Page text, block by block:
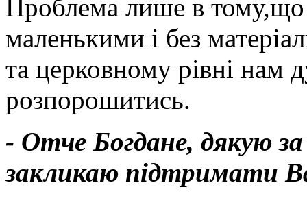
Проблема лише в
маленькими і без
та церковному рівні нам
розпорошитись.
- Отче Богдане, дякую
закликаю підтримати